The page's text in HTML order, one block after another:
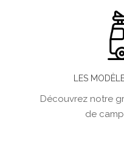
LES
Découvrez notre
de